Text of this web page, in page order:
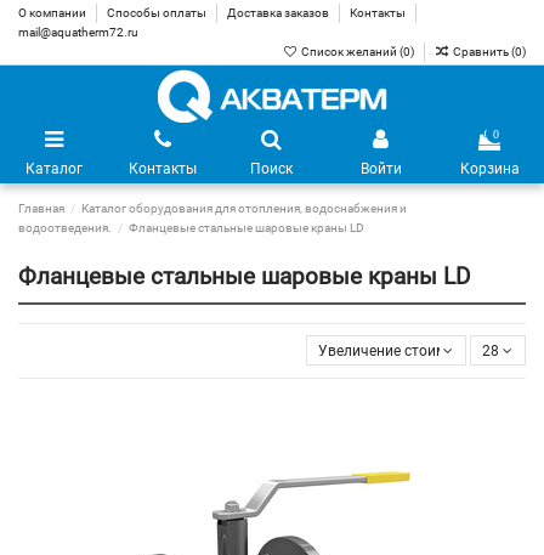
О компании Способы оплаты Доставка заказов
Контакты
mail@aquatherm72.ru
Список желаний (0) Сравнить (0)
Каталог Контакты Поиск Войти
0
Корзина
Главная
Каталог оборудования для отопления, водоснабжения и
водоотведения.
Фланцевые стальные шаровые краны LD
Фланцевые стальные шаровые краны LD
Увеличение стоимости 28